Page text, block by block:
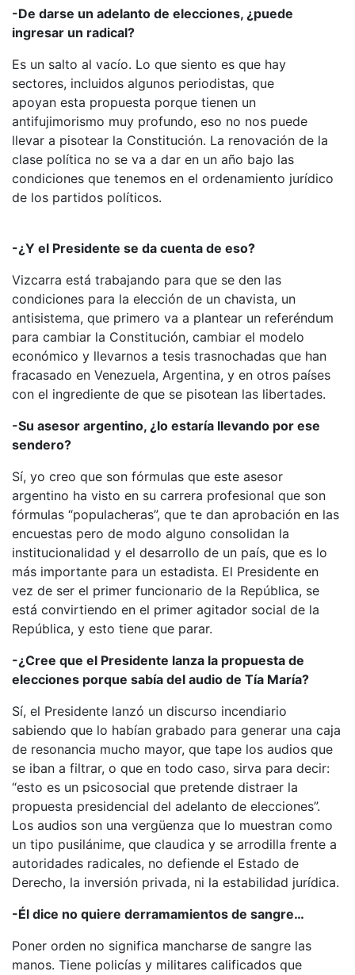
-De darse un adelanto de elecciones, ¿puede
ingresar un radical?
Es un salto al vacío. Lo que siento es que hay
sectores, incluidos algunos periodistas, que
apoyan esta propuesta porque tienen un
antifujimorismo muy profundo, eso no nos puede
llevar a pisotear la Constitución. La renovación de la
clase política no se va a dar en un año bajo las
condiciones que tenemos en el ordenamiento jurídico
de los partidos políticos.
-¿Y el Presidente se da cuenta de eso?
Vizcarra está trabajando para que se den las
condiciones para la elección de un chavista, un
antisistema, que primero va a plantear un referéndum
para cambiar la Constitución, cambiar el modelo
económico y llevarnos a tesis trasnochadas que han
fracasado en Venezuela, Argentina, y en otros países
con el ingrediente de que se pisotean las libertades.
-Su asesor argentino, ¿lo estaría llevando por ese
sendero?
Sí, yo creo que son fórmulas que este asesor
argentino ha visto en su carrera profesional que son
fórmulas “populacheras”, que te dan aprobación en las
encuestas pero de modo alguno consolidan la
institucionalidad y el desarrollo de un país, que es lo
más importante para un estadista. El Presidente en
vez de ser el primer funcionario de la República, se
está convirtiendo en el primer agitador social de la
República, y esto tiene que parar.
-¿Cree que el Presidente lanza la propuesta de
elecciones porque sabía del audio de Tía María?
Sí, el Presidente lanzó un discurso incendiario
sabiendo que lo habían grabado para generar una caja
de resonancia mucho mayor, que tape los audios que
se iban a filtrar, o que en todo caso, sirva para decir:
“esto es un psicosocial que pretende distraer la
propuesta presidencial del adelanto de elecciones”.
Los audios son una vergüenza que lo muestran como
un tipo pusilánime, que claudica y se arrodilla frente a
autoridades radicales, no defiende el Estado de
Derecho, la inversión privada, ni la estabilidad jurídica.
-Él dice no quiere derramamientos de sangre…
Poner orden no significa mancharse de sangre las
manos. Tiene policías y militares calificados que